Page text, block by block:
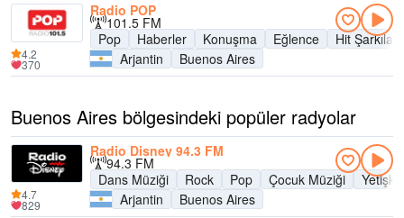
Radio POP
101.5 FM
Pop
Haberler Konuşma Eğlence
Hit Şarkılar
Arjantin
Buenos Aires
4.2
370
Buenos Aires bölgesindeki popüler radyolar
Radio Disney 94.3 FM
94.3 FM
Dans Müziği
Rock Pop Çocuk Müziği
Arjantin
Buenos Aires
4.7
829